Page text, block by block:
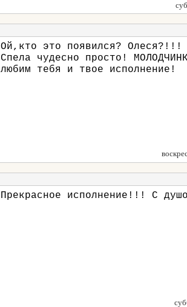
Ой,кто это появился? Олеся?!!!
Спела чудесно просто!
любим тебя и твое исполнение!
Прекрасное исполнение!!! С